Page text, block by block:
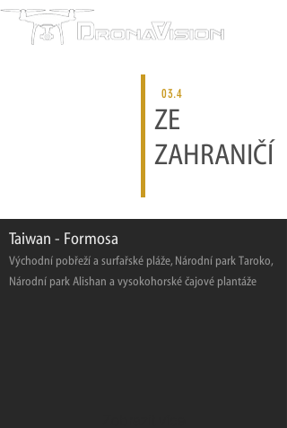
03.4
ZE
ZAHRANIČÍ
Taiwan - Formosa
Východní pobřeží a surfařské pláže, Národní park Taroko,
Národní park Alishan a vysokohorské čajové plantáže